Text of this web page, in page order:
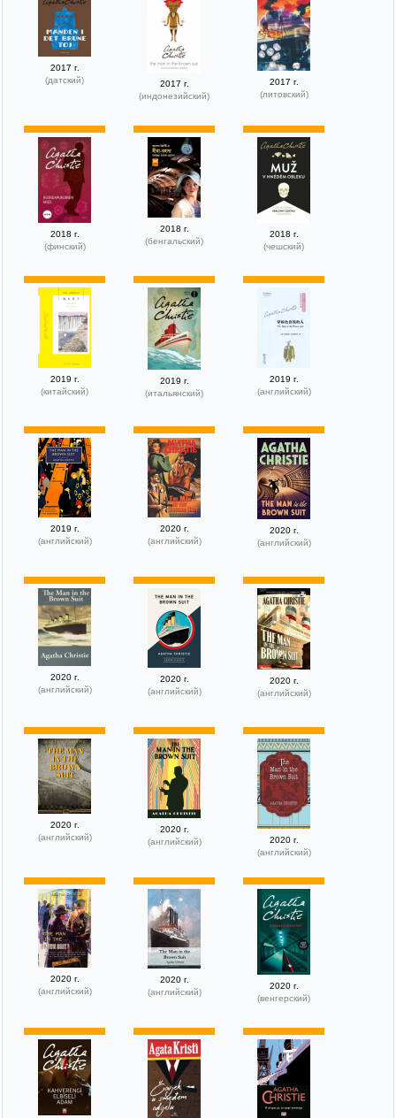
2017 г.
(датский)
2017 г.
(индонезийский)
2017 г.
(литовский)
2018 г.
(финский)
2018 г.
(бенгальский)
2018 г.
(чешский)
2019 г.
(китайский)
2019 г.
(итальянский)
2019 г.
(английский)
2019 г.
(английский)
2020 г.
(английский)
2020 г.
(английский)
2020 г.
(английский)
2020 г.
(английский)
2020 г.
(английский)
2020 г.
(английский)
2020 г.
(английский)
2020 г.
(английский)
2020 г.
(английский)
2020 г.
(английский)
2020 г.
(венгерский)